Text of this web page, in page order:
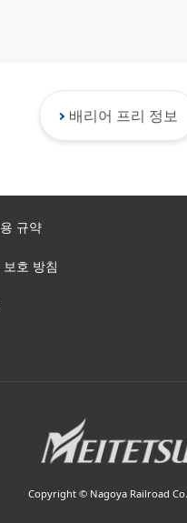
배리어 프리 정보
규약
호 방침
Copyright © Nagoya Railroad